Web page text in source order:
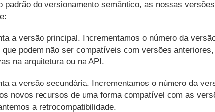
padrão do versionamento semântico, as nossas
a versão principal. Incrementamos o número da
que podem não ser compatíveis com versões
na arquitetura ou na API.
a versão secundária. Incrementamos o número da
novos recursos de uma forma compatível com as
a retrocompatibilidade.